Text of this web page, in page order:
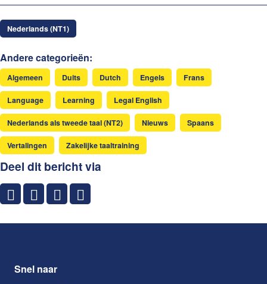
Nederlands (NT1)
Andere categorieën:
Algemeen Duits Dutch Engels Frans
Language Learning Legal English
Nederlands als tweede taal (NT2) Nieuws Spaans
Vertalingen Zakelijke taaltraining
Deel dit bericht via
Snel naar